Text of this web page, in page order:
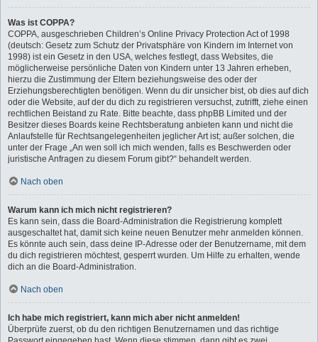
Was ist COPPA?
COPPA, ausgeschrieben Children’s Online Privacy Protection Act of 1998
(deutsch: Gesetz zum Schutz der Privatsphäre von Kindern im Internet von
1998) ist ein Gesetz in den USA, welches festlegt, dass Websites, die
möglicherweise persönliche Daten von Kindern unter 13 Jahren erheben,
hierzu die Zustimmung der Eltern beziehungsweise des oder der
Erziehungsberechtigten benötigen. Wenn du dir unsicher bist, ob dies auf dich
oder die Website, auf der du dich zu registrieren versuchst, zutrifft, ziehe einen
rechtlichen Beistand zu Rate. Bitte beachte, dass phpBB Limited und der
Besitzer dieses Boards keine Rechtsberatung anbieten kann und nicht die
Anlaufstelle für Rechtsangelegenheiten jeglicher Art ist; außer solchen, die
unter der Frage „An wen soll ich mich wenden, falls es Beschwerden oder
juristische Anfragen zu diesem Forum gibt?“ behandelt werden.
Nach oben
Warum kann ich mich nicht registrieren?
Es kann sein, dass die Board-Administration die Registrierung komplett
ausgeschaltet hat, damit sich keine neuen Benutzer mehr anmelden können.
Es könnte auch sein, dass deine IP-Adresse oder der Benutzername, mit dem
du dich registrieren möchtest, gesperrt wurden. Um Hilfe zu erhalten, wende
dich an die Board-Administration.
Nach oben
Ich habe mich registriert, kann mich aber nicht anmelden!
Überprüfe zuerst, ob du den richtigen Benutzernamen und das richtige